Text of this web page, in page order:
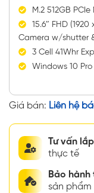
M.2 512GB PCIe
15.6″ FHD
Camera w/shutter
3 Cell 41Whr
Windows 10
Giá bán: Liên hệ
Tư vấn
thực tế
Bảo hành
sản phẩm